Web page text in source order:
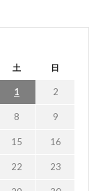
土 日
1 2
8 9
15 16
22 23